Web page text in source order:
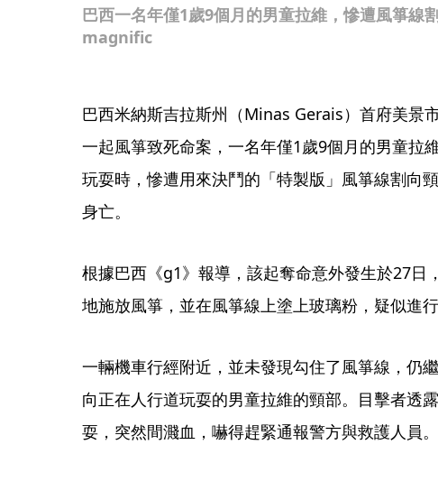
巴西一名年僅1歲9個月的男童拉維，慘遭風箏線
magnific
巴西米納斯吉拉斯州（Minas Gerais）首府美景
一起風箏致死命案，一名年僅1歲9個月的男童拉
玩耍時，慘遭用來決鬥的「特製版」風箏線割向
身亡。
根據巴西《g1》報導，該起奪命意外發生於27日
地施放風箏，並在風箏線上塗上玻璃粉，疑似進
一輛機車行經附近，並未發現勾住了風箏線，仍
向正在人行道玩耍的男童拉維的頸部。目擊者透
耍，突然間濺血，嚇得趕緊通報警方與救護人員。